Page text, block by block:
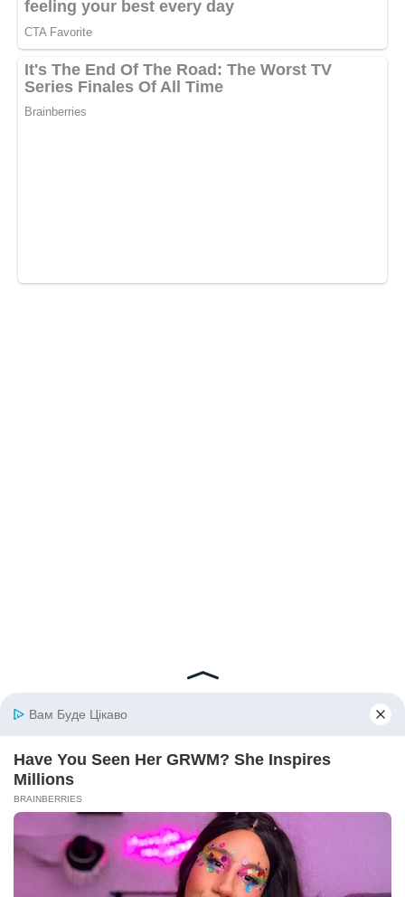
© 2026 iBilingua
Політика конфіденційності та умови користування
сайтом (Privacy Policy)